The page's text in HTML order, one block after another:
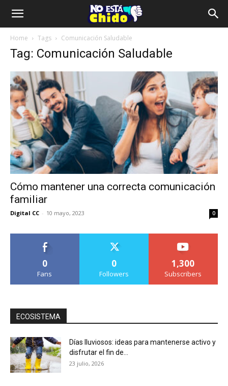
Home Tags Comunicación Saludable
Tag: Comunicación Saludable
Cómo mantener una correcta comunicación
familiar
Digital CC - 10 mayo, 2023 0
0
Fans
0
Followers
1,300
Subscribers
ECOSISTEMA
Días lluviosos: ideas para mantenerse activo y
disfrutar el fin de...
23 julio, 2026